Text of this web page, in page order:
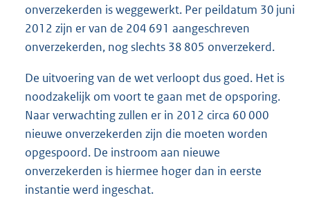
onverzekerden is weggewerkt. Per peildatum 30 juni
2012 zijn er van de 204 691 aangeschreven
onverzekerden, nog slechts 38 805 onverzekerd.
De uitvoering van de wet verloopt dus goed. Het is
noodzakelijk om voort te gaan met de opsporing.
Naar verwachting zullen er in 2012 circa 60 000
nieuwe onverzekerden zijn die moeten worden
opgespoord. De instroom aan nieuwe
onverzekerden is hiermee hoger dan in eerste
instantie werd ingeschat.